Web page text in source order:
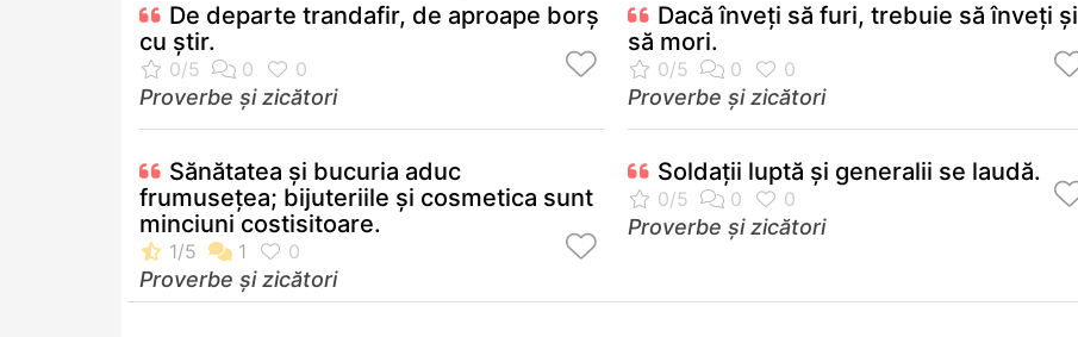
De departe trandafir, de aproape borş
cu ştir.
Proverbe și zicători
Dacă înveţi să furi, trebuie să înveţi şi
să mori.
Proverbe și zicători
Sănătatea şi bucuria aduc
frumuseţea; bijuteriile şi cosmetica sunt
minciuni costisitoare.
Proverbe și zicători
Soldaţii luptă şi generalii se laudă.
Proverbe și zicători